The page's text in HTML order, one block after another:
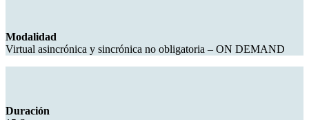
Modalidad
Virtual asincrónica y sincrónica no obligatoria – ON DEMAND
Duración